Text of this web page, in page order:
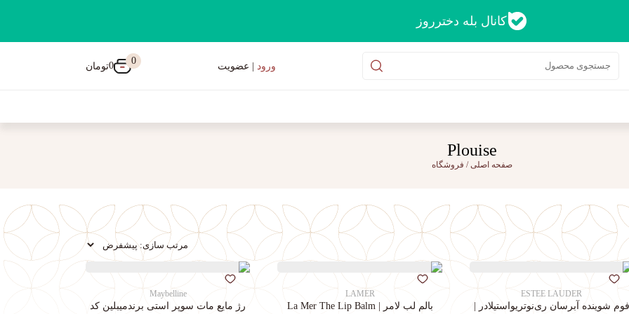
کانال بله دخترروز
ورود | عضویت
0
0تومان
Plouise
صفحه اصلی/ فروشگاه
ESTEE LAUDER
فوم شوینده آبرسان ری‌نوتریواستیلادر |
LAMER
بالم لب لامر | La Mer The Lip Balm
Maybelline
رژ مایع مات سوپر استی‌ برندمیبلین کد